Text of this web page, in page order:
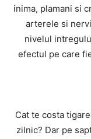
inima, plamani si
arterele si
nivelul
efectul pe care
Cat te costa
zilnic? Dar pe